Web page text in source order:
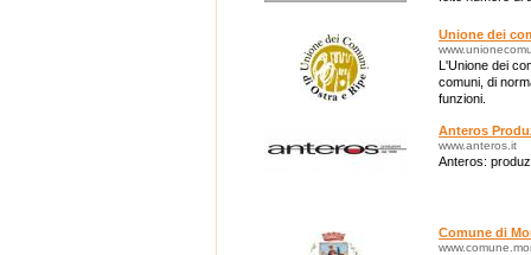
Unione dei
L'Unione dei
comuni, di
funzioni.
Anteros
www.anteros.it
Anteros:
Comune di